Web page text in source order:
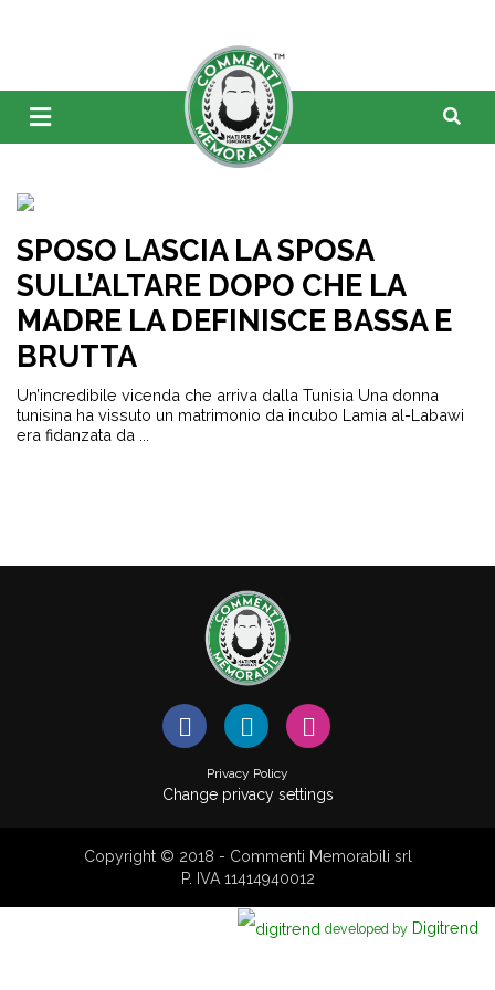
SPOSO LASCIA LA SPOSA
SULL’ALTARE DOPO CHE LA
MADRE LA DEFINISCE BASSA E
BRUTTA
Un’incredibile vicenda che arriva dalla Tunisia Una donna
tunisina ha vissuto un matrimonio da incubo Lamia al-Labawi
era fidanzata da ...
Privacy Policy
Change privacy settings
Copyright © 2018 - Commenti Memorabili srl
P. IVA 11414940012
developed by Digitrend